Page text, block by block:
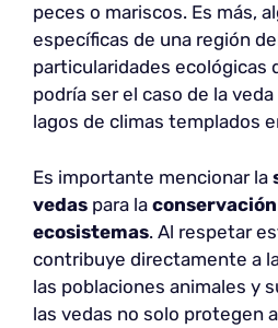
peces o mariscos. Es más,
específicas de una región
particularidades ecológicas
podría ser el caso de la
lagos de climas templados
Es importante mencionar la
vedas para la
ecosistemas. Al respetar
contribuye directamente a
las poblaciones animales y
las vedas no solo protegen